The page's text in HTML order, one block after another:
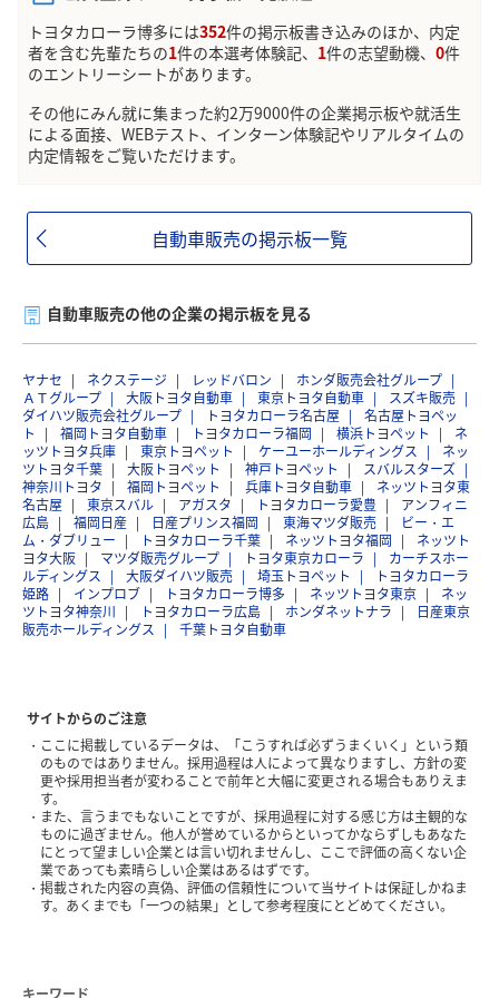
トヨタカローラ博多には352件の掲示板書き込みのほか、内定
者を含む先輩たちの1件の本選考体験記、 1件の志望動機、 0件
のエントリーシートがあります。
その他にみん就に集まった約2万9000件の企業掲示板や就活生
による面接、WEBテスト、インターン体験記やリアルタイムの
内定情報をご覧いただけます。
自動車販売の掲示板一覧
自動車販売の他の企業の掲示板を見る
ヤナセ ネクステージ レッドバロン
ホンダ販売会社グループ
ＡＴグループ
大阪トヨタ自動車 東京トヨタ自動車
スズキ販売
ダイハツ販売会社グループ
トヨタカローラ名古屋
名古屋トヨペッ
ト
福岡トヨタ自動車 トヨタカローラ福岡 横浜トヨペット
ネ
ッツトヨタ兵庫
東京トヨペット ケーユーホールディングス
ネッ
ツトヨタ千葉
大阪トヨペット 神戸トヨペット
スバルスターズ
神奈川トヨタ
福岡トヨペット 兵庫トヨタ自動車
ネッツトヨタ東
名古屋
東京スバル アガスタ トヨタカローラ愛豊
アンフィニ
広島
福岡日産 日産プリンス福岡 東海マツダ販売
ビー・エ
ム・ダブリュー
トヨタカローラ千葉 ネッツトヨタ福岡
ネッツト
ヨタ大阪
マツダ販売グループ トヨタ東京カローラ
カーチスホー
ルディングス
大阪ダイハツ販売 埼玉トヨペット
トヨタカローラ
姫路
インプロブ トヨタカローラ博多 ネッツトヨタ東京
ネッ
ツトヨタ神奈川
トヨタカローラ広島 ホンダネットナラ
日産東京
販売ホールディングス
千葉トヨタ自動車
サイトからのご注意
ここに掲載しているデータは、「こうすれば必ずうまくいく」という類
のものではありません。採用過程は人によって異なりますし、方針の変
更や採用担当者が変わることで前年と大幅に変更される場合もありえま
す。
また、言うまでもないことですが、採用過程に対する感じ方は主観的な
ものに過ぎません。他人が誉めているからといってかならずしもあなた
にとって望ましい企業とは言い切れませんし、ここで評価の高くない企
業であっても素晴らしい企業はあるはずです。
掲載された内容の真偽、評価の信頼性について当サイトは保証しかねま
す。あくまでも「一つの結果」として参考程度にとどめてください。
キーワード